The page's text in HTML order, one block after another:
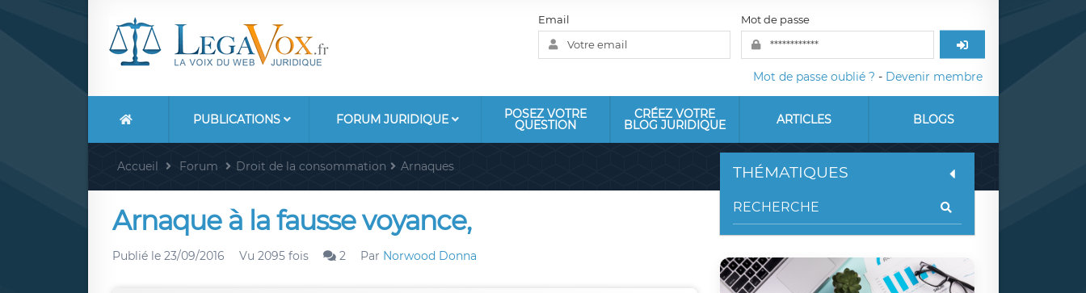
Email Mot de passe
Mot de passe oublié ? - Devenir membre
PUBLICATIONS FORUM JURIDIQUE POSEZ VOTRE
QUESTION
CRÉEZ VOTRE
BLOG JURIDIQUE ARTICLES BLOGS
Accueil Forum Droit de la consommation Arnaques
Arnaque à la fausse voyance,
Publié le 23/09/2016 Vu 2095 fois 2 Par Norwood Donna
THÉMATIQUES